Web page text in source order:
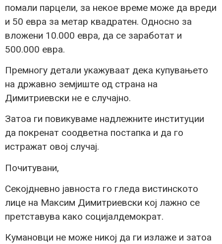
помали парцели, за некое време може да вреди
и 50 евра за метар квадратен. Односно за
вложени 10.000 евра, да се заработат и
500.000 евра.
Премногу детали укажуваат дека купувањето
на државно земјиште од страна на
Димитриевски не е случајно.
Затоа ги повикуваме надлежните институции
да покренат соодветна постапка и да го
истражат овој случај.
Почитувани,
Секојдневно јавноста го гледа вистинското
лице на Максим Димитриевски кој лажно се
претставува како социјалдемократ.
Кумановци не може никој да ги излаже и затоа